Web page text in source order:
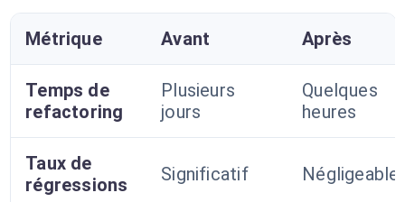
Métrique Avant Après
Temps de
refactoring
Plusieurs
jours
Quelques
heures
Taux de
régressions
Significatif Négligeable